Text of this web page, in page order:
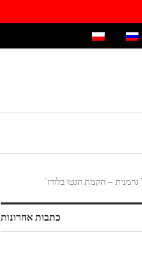
גרמנית – הקמת הגטו בלודז’
כתבות אחרונות